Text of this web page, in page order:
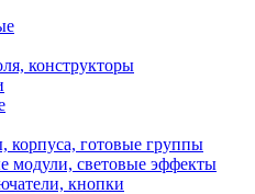
конструкторы
корпуса, готовые группы
модули, световые эффекты
кнопки